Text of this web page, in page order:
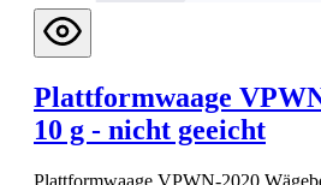
Plattformwaage
10 g - nicht geeicht
Plattformwaage VPWN-2020